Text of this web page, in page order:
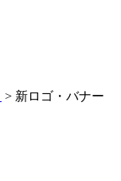
> 新ロゴ・バナー